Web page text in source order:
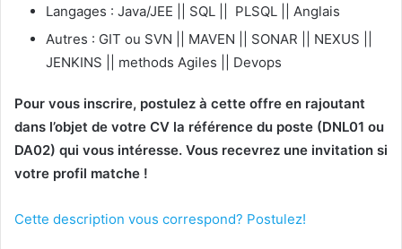
Langages : Java/JEE || SQL || PLSQL || Anglais
Autres : GIT ou SVN || MAVEN || SONAR || NEXUS ||
JENKINS || methods Agiles || Devops
Pour vous inscrire, postulez à cette offre en rajoutant
dans l’objet de votre CV la référence du poste (DNL01 ou
DA02) qui vous intéresse. Vous recevrez une invitation si
votre profil matche !
Cette description vous correspond? Postulez!